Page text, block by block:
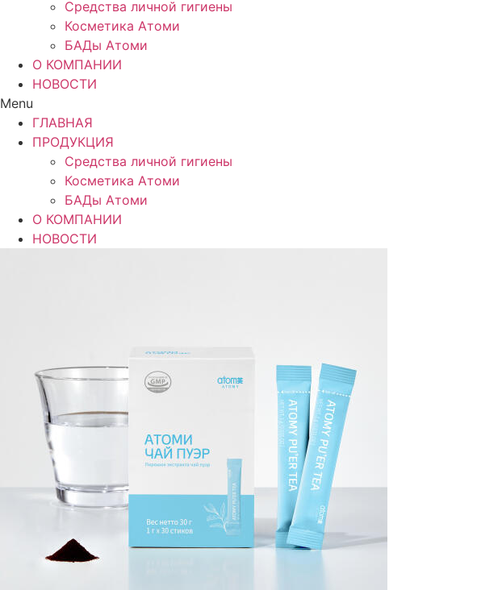
Средства личной гигиены
Косметика Атоми
БАДы Атоми
О КОМПАНИИ
НОВОСТИ
Menu
ГЛАВНАЯ
ПРОДУКЦИЯ
Средства личной гигиены
Косметика Атоми
БАДы Атоми
О КОМПАНИИ
НОВОСТИ